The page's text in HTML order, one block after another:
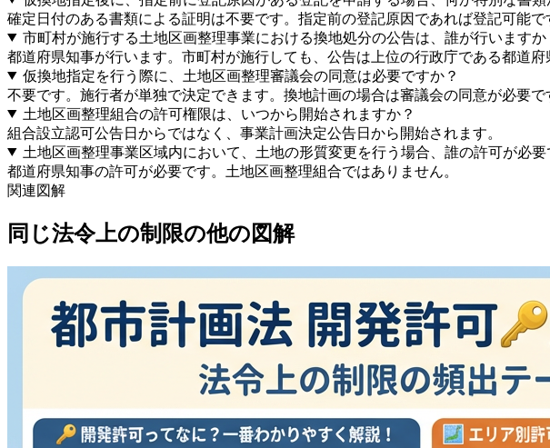
確定日付のある書類による証明は不要です。指定前の登記原因であれば登記可能で
市町村が施行する土地区画整理事業における換地処分の公告は、誰が行いますか
都道府県知事が行います。市町村が施行しても、公告は上位の行政庁である都道府
仮換地指定を行う際に、土地区画整理審議会の同意は必要ですか？
不要です。施行者が単独で決定できます。換地計画の場合は審議会の同意が必要で
土地区画整理組合の許可権限は、いつから開始されますか？
組合設立認可公告日からではなく、事業計画決定公告日から開始されます。
土地区画整理事業区域内において、土地の形質変更を行う場合、誰の許可が必要
都道府県知事の許可が必要です。土地区画整理組合ではありません。
関連図解
同じ法令上の制限の他の図解